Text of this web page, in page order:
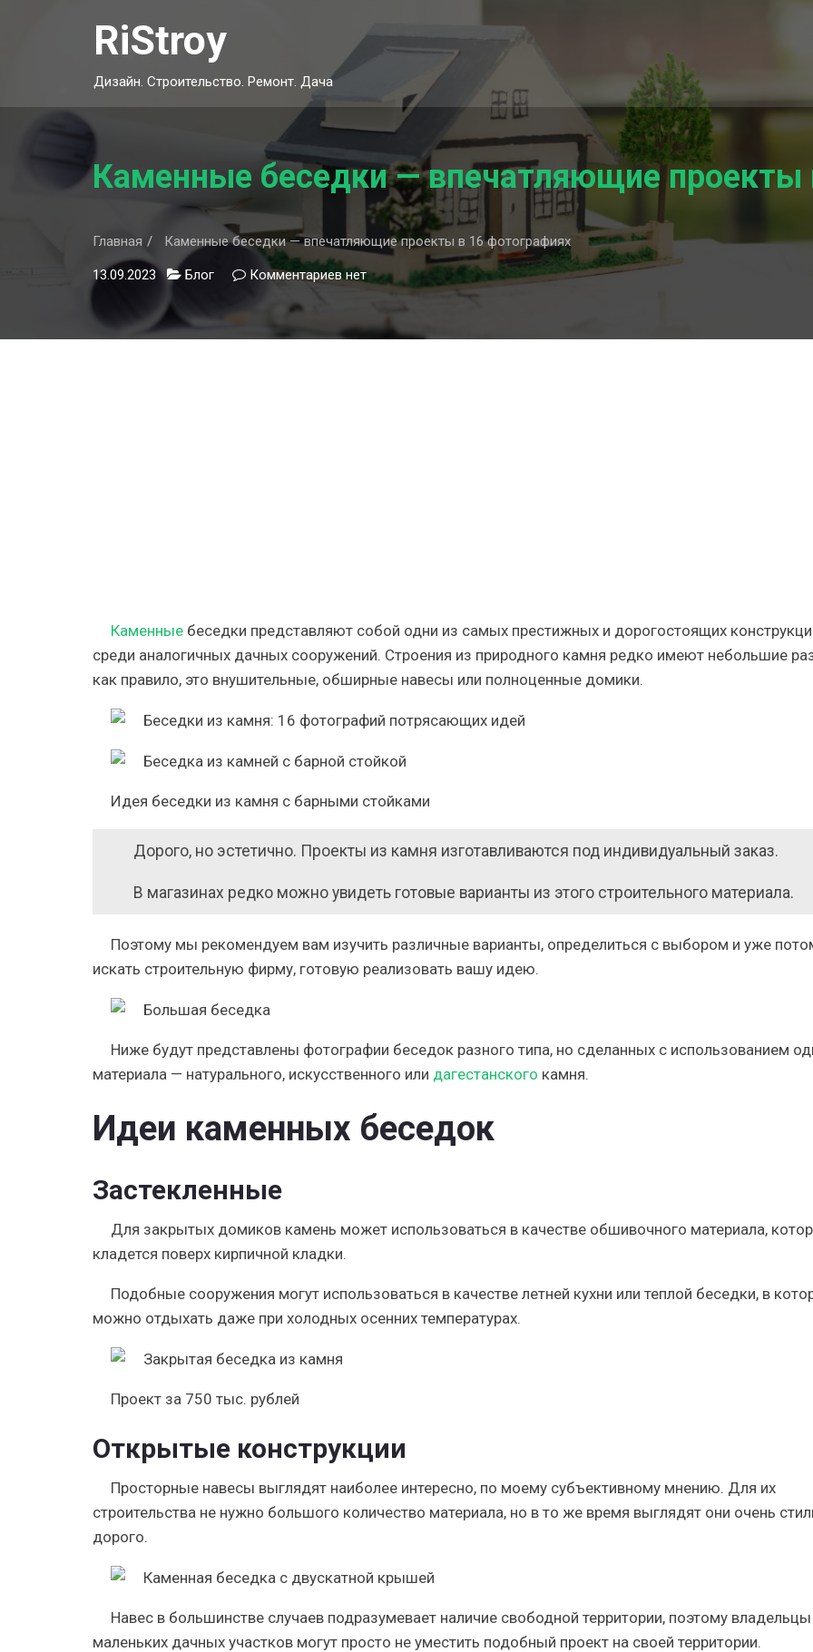
RiStroy
Дизайн. Строительство. Ремонт. Дача
Каменные беседки — впечатляющие проекты
Главная Каменные беседки — впечатляющие проекты в 16 фотографиях
13.09.2023 Блог Комментариевк
Каменные
беседки
нет
Каменные беседки представляют собой одни из самых престижных и дорогостоящих
среди аналогичных дачных сооружений. Строения из природного камня редко имеют небольшие
как правило, это внушительные, обширные навесы или полноценные домики.
Идея беседки из камня с барными стойками
Дорого, но эстетично. Проекты из камня изготавливаются под индивидуальный заказ.
В магазинах редко можно увидеть готовые варианты из этого строительного материала.
Поэтому мы рекомендуем вам изучить различные варианты, определиться с выбором и уже
искать строительную фирму, готовую реализовать вашу идею.
Ниже будут представлены фотографии беседок разного типа, но сделанных с использованием
материала — натурального, искусственного или дагестанского камня.
Идеи каменных беседок
Застекленные
Для закрытых домиков камень может использоваться в качестве обшивочного материала,
кладется поверх кирпичной кладки.
Подобные сооружения могут использоваться в качестве летней кухни или теплой беседки, в
можно отдыхать даже при холодных осенних температурах.
Проект за 750 тыс. рублей
Открытые конструкции
Просторные навесы выглядят наиболее интересно, по моему субъективному мнению. Для их
строительства не нужно большого количество материала, но в то же время выглядят они очень
дорого.
Навес в большинстве случаев подразумевает наличие свободной территории, поэтому владельцы
маленьких дачных участков могут просто не уместить подобный проект на своей территории.